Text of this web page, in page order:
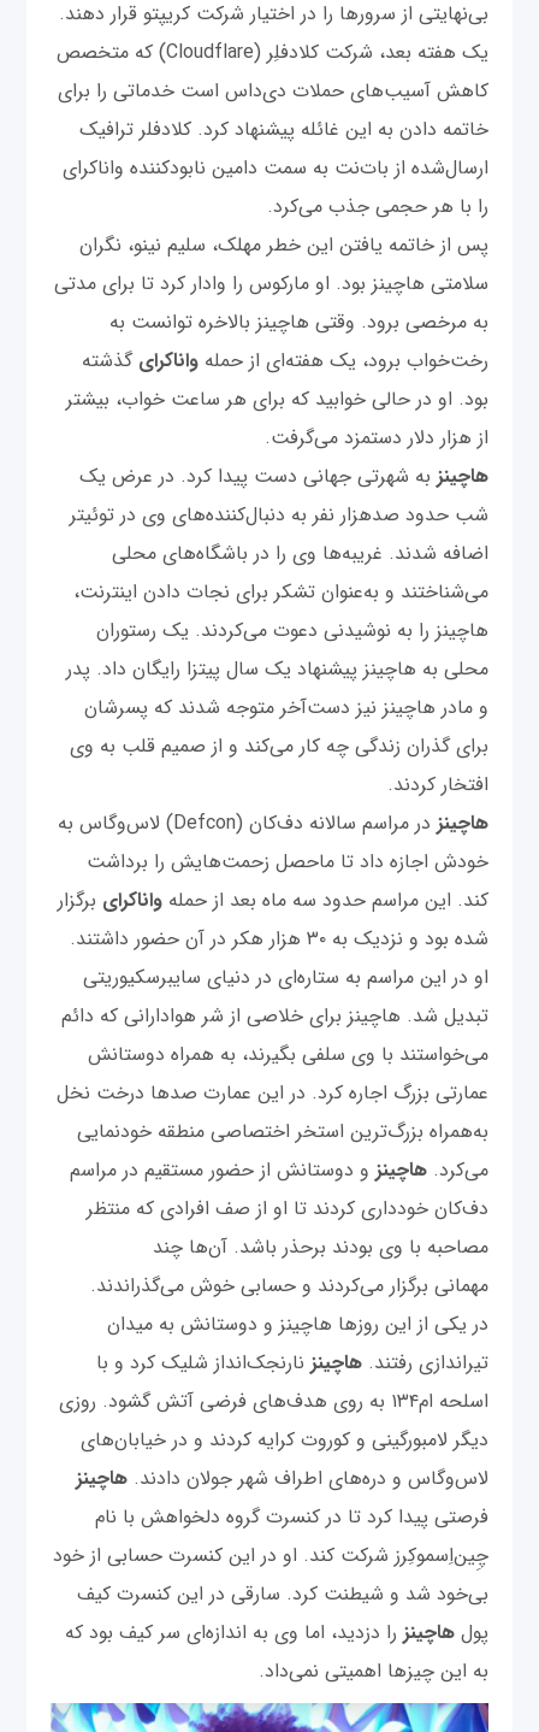
بی‌نهایتی از سرورها را در اختیار شرکت کریپتو قرار دهند.
یک هفته بعد، شرکت کلادفلِر (Cloudflare) که متخصص
کاهش آسیب‌های حملات دی‌داس است خدماتی را برای
خاتمه دادن به این غائله پیشنهاد کرد. کلادفلر ترافیک
ارسال‌شده از بات‌نت‌ به سمت دامین نابودکننده واناکرای
را با هر حجمی جذب می‌کرد.
پس از خاتمه‌ یافتن این خطر مهلک، سلیم نینو، نگران
سلامتی هاچینز بود. او مارکوس را وادار کرد تا برای مدتی
به مرخصی برود. وقتی هاچینز بالاخره توانست به
رخت‌خواب برود، یک هفته‌ای از حملهواناکرایگذشته
بود. او در حالی خوابید که برای هر ساعت خواب، بیشتر
از هزار دلار دستمزد می‌گرفت.
هاچینز به شهرتی جهانی دست پیدا کرد. در عرض یک
شب حدود صدهزار نفر به دنبال‌کننده‌های وی در توئیتر
اضافه شدند. غریبه‌ها وی را در باشگاه‌های محلی
می‌شناختند و به‌عنوان تشکر برای نجات ‌دادن اینترنت،
هاچینز را به نوشیدنی دعوت می‌کردند. یک رستوران
محلی به هاچینز پیشنهاد یک سال پیتزا رایگان داد. پدر
و مادر هاچینز نیز دست‌آخر متوجه شدند که پسرشان
برای گذران زندگی چه کار می‌کند و از صمیم قلب به وی
افتخار کردند.
هاچینز
در مراسم سالانه دف‌کان (Defcon) لاس‌وگاس به
خودش اجازه داد تا ماحصل زحمت‌هایش را برداشت
کند. این مراسم حدود سه ماه بعد از حملهواناکرای برگزار
شده بود و نزدیک به ۳۰ هزار هکر در آن حضور داشتند.
او در این مراسم به ستاره‌ای در دنیای سایبرسکیوریتی
تبدیل شد. هاچینز برای خلاصی از شر هوادارانی که دائم
می‌خواستند با وی سلفی بگیرند، به همراه دوستانش
عمارتی بزرگ اجاره کرد. در این عمارت صدها درخت نخل
به‌همراه بزرگ‌ترین استخر اختصاصی منطقه خودنمایی
می‌‌کرد.هاچینز و دوستانش از حضور مستقیم در مراسم
دف‌کان خودداری کردند تا او از صف افرادی که منتظر
مصاحبه با وی بودند برحذر باشد. آن‌ها چند
مهمانی‌ برگزار می‌‌کردند و حسابی خوش ‌می‌گذراندند.
در یکی از این روزها هاچینز و دوستانش به میدان
تیراندازی رفتند.هاچینز نارنجک‌انداز شلیک کرد و با
اسلحه ام۱۳۴ به روی هدف‌های فرضی آتش گشود. روزی
دیگر لامبورگینی و کوروت کرایه کردند و در خیابان‌های
لاس‌وگاس و دره‌های اطراف شهر جولان دادند.هاچینز
فرصتی پیدا کرد تا در کنسرت گروه دلخواهش با نام
چِین‌اِسموکِرز شرکت کند. او در این کنسرت حسابی از خود
بی‌خود شد و شیطنت کرد. سارقی در این کنسرت کیف
پولهاچینز را دزدید، اما وی به اندازه‌ای سر کیف بود که
به این چیزها اهمیتی نمی‌داد.